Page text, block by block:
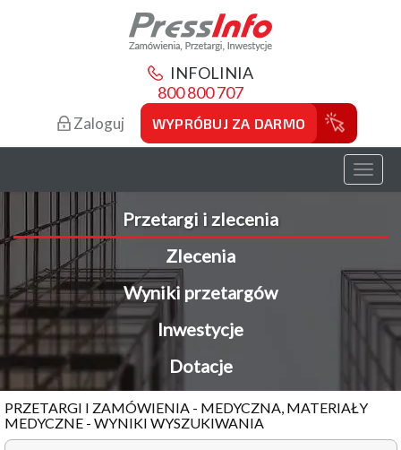
INFOLINIA
800 800 707
Zaloguj WYPRÓBUJ ZA DARMO
Toggle
Przetargi i zlecenia
Zlecenia
Wyniki przetargów
Inwestycje
Dotacje
PRZETARGI I ZAMÓWIENIA - MEDYCZNA, MATERIAŁY
MEDYCZNE - WYNIKI WYSZUKIWANIA